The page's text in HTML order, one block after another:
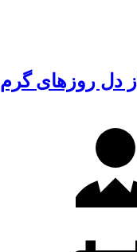
دل روزهای گرم